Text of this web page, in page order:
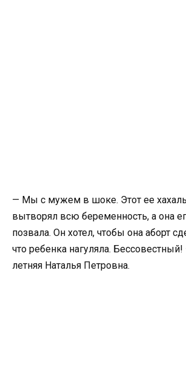
— Мы с мужем в шоке. Этот ее
вытворял всю беременность, а она
позвала. Он хотел, чтобы она аборт
что ребенка нагуляла.
летняя Наталья Петровна.